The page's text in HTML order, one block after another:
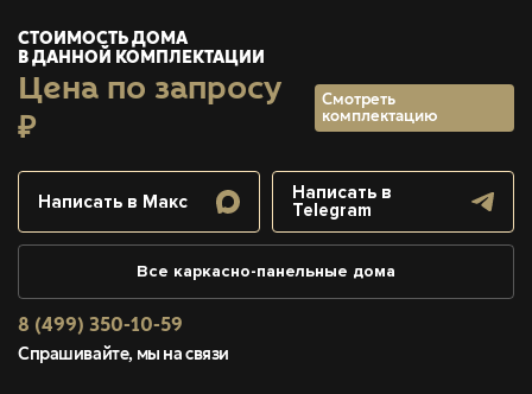
СТОИМОСТЬ ДОМА
В ДАННОЙ КОМПЛЕКТАЦИИ
Цена по запросу
₽
Смотреть
комплектацию
Написать в Макс
Написать в
Telegram
Все каркасно-панельные дома
8 (499) 350-10-59
Спрашивайте, мы на связи